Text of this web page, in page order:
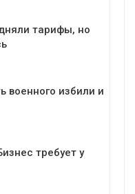
тарифы, но
военного избили и
требует у